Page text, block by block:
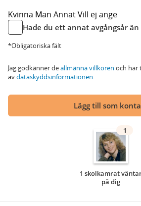
Kvinna Man AnnatVill ej ange
Hade du ett annat avgångsår
*Obligatoriska fält
Jag godkänner deallmänna villkoren och har
avdataskyddsinformationen.
Lägg till som
1
1 skolkamrat
på dig